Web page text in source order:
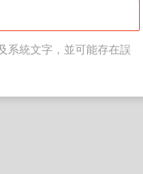
系統文字，並可能存在誤